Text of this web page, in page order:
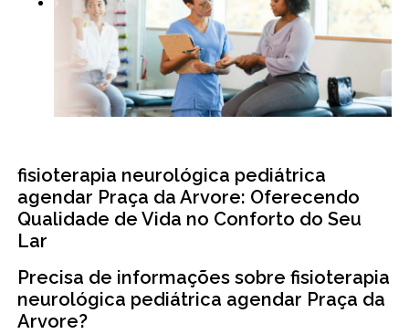
fisioterapia neurológica pediátrica
agendar Praça da Arvore: Oferecendo
Qualidade de Vida no Conforto do Seu
Lar
Precisa de informações sobre fisioterapia
neurológica pediátrica agendar Praça da
Arvore?